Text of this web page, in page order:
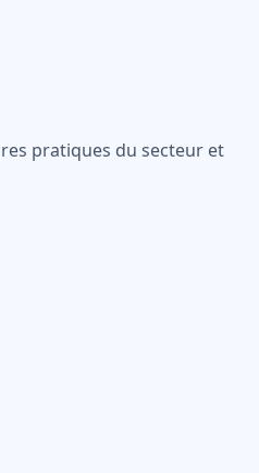
pratiques du secteur et